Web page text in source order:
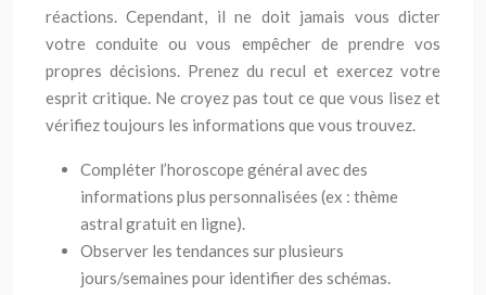
réactions. Cependant, il ne doit jamais vous dicter
votre conduite ou vous empêcher de prendre vos
propres décisions. Prenez du recul et exercez votre
esprit critique. Ne croyez pas tout ce que vous lisez et
vérifiez toujours les informations que vous trouvez.
Compléter l’horoscope général avec des
informations plus personnalisées (ex : thème
astral gratuit en ligne).
Observer les tendances sur plusieurs
jours/semaines pour identifier des schémas.